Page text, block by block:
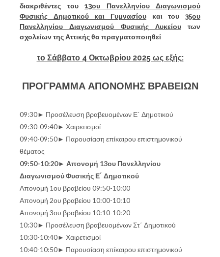
διακριθέντες του 13ου Πανελληνίου Διαγωνισμού
Φυσικής Δημοτικού και Γυμνασίου και του 35ου
Πανελληνίου Διαγωνισμού Φυσικής Λυκείουτων
σχολείων της Αττικής θα πραγματοποιηθεί
το Σάββατο 4 Οκτωβρίου 2025 ως εξής:
ΠΡΟΓΡΑΜΜΑ ΑΠΟΝΟΜΗΣ ΒΡΑΒΕΙΩΝ
09:30► Προσέλευση βραβευομένων Ε΄ Δημοτικού
09:30-09:40► Χαιρετισμοί
09:40-09:50► Παρουσίαση επίκαιρου επιστημονικού
θέματος
09:50-10:20► Απονομή 13ου Πανελληνίου
Διαγωνισμού Φυσικής Ε΄ Δημοτικού
Απονομή 1ου βραβείου 09:50-10:00
Απονομή 2ου βραβείου 10:00-10:10
Απονομή 3ου βραβείου 10:10-10:20
10:30► Προσέλευση βραβευομένων Στ΄ Δημοτικού
10:30-10:40► Χαιρετισμοί
10:40-10:50► Παρουσίαση επίκαιρου επιστημονικού